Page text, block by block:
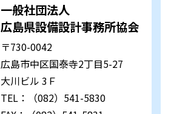
一般社団法人
広島県設備設計事務所協会
〒730-0042
広島市中区国泰寺2丁目5-27
大川ビル 3Ｆ
TEL：（082）541-5830